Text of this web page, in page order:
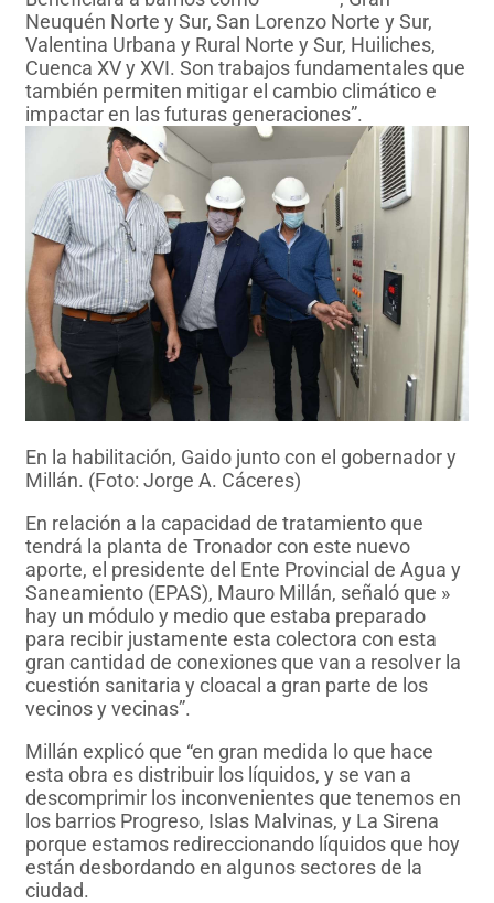
Neuquén Norte y Sur, San Lorenzo Norte y Sur,
Valentina Urbana y Rural Norte y Sur, Huiliches,
Cuenca XV y XVI. Son trabajos fundamentales que
también permiten mitigar el cambio climático e
impactar en las futuras generaciones”.
En la habilitación, Gaido junto con el gobernador y
Millán. (Foto: Jorge A. Cáceres)
En relación a la capacidad de tratamiento que
tendrá la planta de Tronador con este nuevo
aporte, el presidente del Ente Provincial de Agua y
Saneamiento (EPAS), Mauro Millán, señaló que »
hay un módulo y medio que estaba preparado
para recibir justamente esta colectora con esta
gran cantidad de conexiones que van a resolver la
cuestión sanitaria y cloacal a gran parte de los
vecinos y vecinas”.
Millán explicó que “en gran medida lo que hace
esta obra es distribuir los líquidos, y se van a
descomprimir los inconvenientes que tenemos en
los barrios Progreso, Islas Malvinas, y La Sirena
porque estamos redireccionando líquidos que hoy
están desbordando en algunos sectores de la
ciudad.